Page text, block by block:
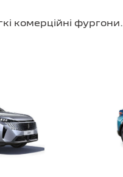
комерційні фургони.